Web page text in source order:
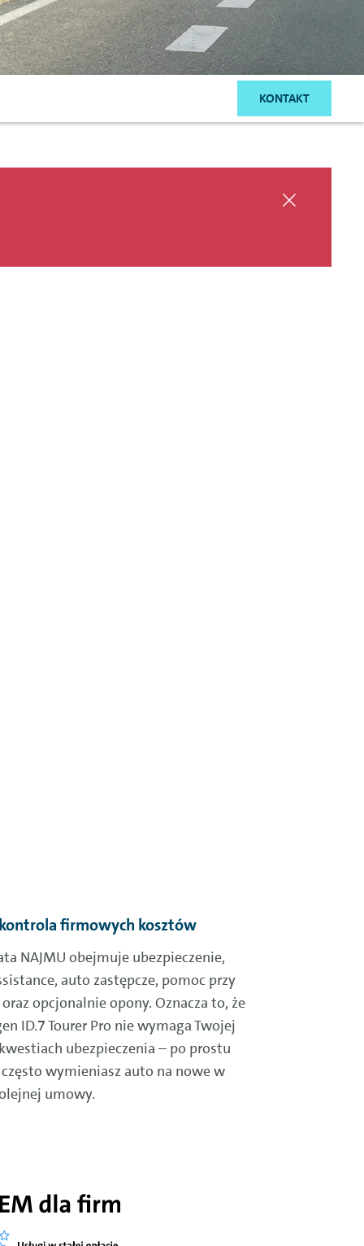
KONTAKT
firmowych kosztów
NAJMU obejmuje ubezpieczenie,
auto zastępcze, pomoc przy
opcjonalnie opony. Oznacza to, że
ID.7 Tourer Pro nie wymaga Twojej
ubezpieczenia – po prostu
wymieniasz auto na nowe w
umowy.